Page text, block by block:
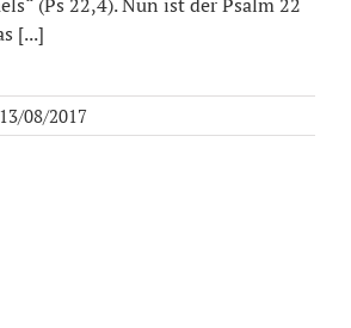
[...]
13/08/2017